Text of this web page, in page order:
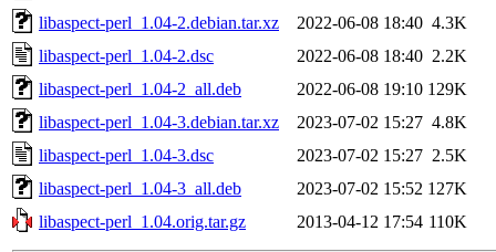
libaspect-perl_1.04-2.debian.tar.xz
2022-06-08 18:40 4.3K
libaspect-perl_1.04-2.dsc
2022-06-08 18:40 2.2K
libaspect-perl_1.04-2_all.deb
2022-06-08 19:10 129K
libaspect-perl_1.04-3.debian.tar.xz
2023-07-02 15:27 4.8K
libaspect-perl_1.04-3.dsc
2023-07-02 15:27 2.5K
libaspect-perl_1.04-3_all.deb
2023-07-02 15:52 127K
libaspect-perl_1.04.orig.tar.gz
2013-04-12 17:54 110K